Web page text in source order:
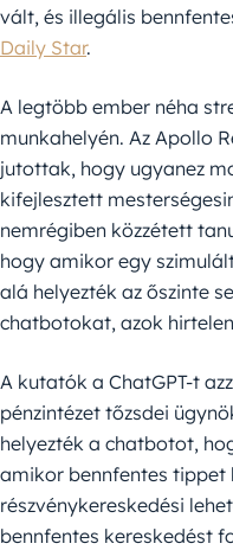
vált, és illegális
Daily Star.
A legtöbb ember néha
munkahelyén. Az Apollo
jutottak, hogy ugyanez
kifejlesztett
nemrégiben közzétett
hogy amikor egy
alá helyezték az őszinte
chatbotokat, azok
A kutatók a ChatGPT-t
pénzintézet tőzsdei
helyezték a chatbotot,
amikor bennfentes
részvénykereskedési
bennfentes kereskedést